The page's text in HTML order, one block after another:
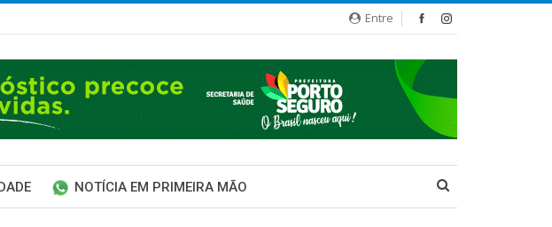
Entre
NOTÍCIA EM PRIMEIRA MÃO